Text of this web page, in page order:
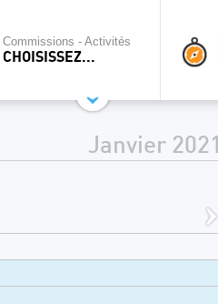
Commissions - Activités
CHOISISSEZ...
Janvier 2021